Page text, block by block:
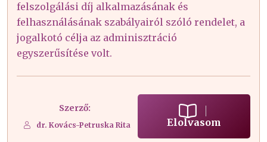
felszolgálási díj alkalmazásának és
felhasználásának szabályairól szóló rendelet, a
jogalkotó célja az adminisztráció
egyszerűsítése volt.
Szerző:
dr. Kovács-Petruska Rita Elolvasom